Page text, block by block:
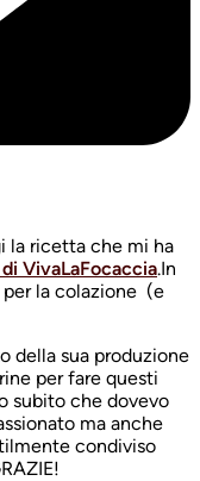
la ricetta che mi ha
VivaLaFocaccia.In
la colazione (e
della sua produzione
per fare questi
subito che dovevo
ma anche
condiviso